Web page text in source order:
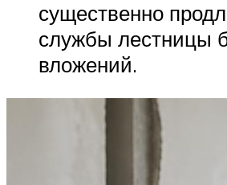
существенно
службы лестницы
вложений.